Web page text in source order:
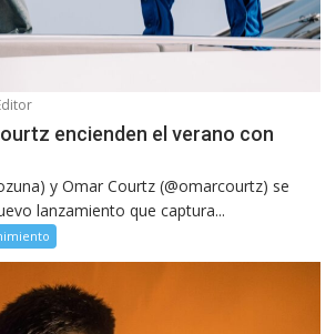
encienden el verano con
y Omar Courtz (@omarcourtz) se
lanzamiento que captura...